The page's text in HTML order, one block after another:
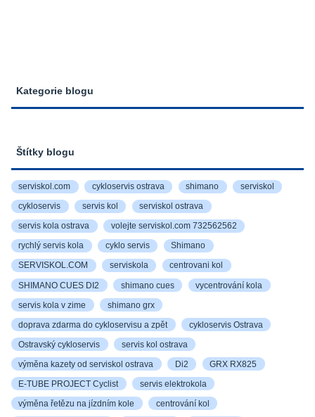
Kategorie blogu
Štítky blogu
serviskol.com cykloservis ostrava shimano serviskol
cykloservis servis kol serviskol ostrava
servis kola ostrava volejte serviskol.com 732562562
rychlý servis kola cyklo servis Shimano
SERVISKOL.COM serviskola centrovani kol
SHIMANO CUES DI2 shimano cues vycentrování kola
servis kola v zime shimano grx
doprava zdarma do cykloservisu a zpět cykloservis Ostrava
Ostravský cykloservis servis kol ostrava
výměna kazety od serviskol ostrava Di2 GRX RX825
E-TUBE PROJECT Cyclist servis elektrokola
výměna řetězu na jízdním kole centrování kol